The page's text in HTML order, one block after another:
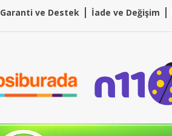
Garanti ve Destek | İade ve Değişim |